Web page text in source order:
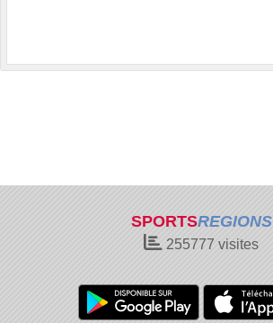
SPORTSREGIONS
255777 visites